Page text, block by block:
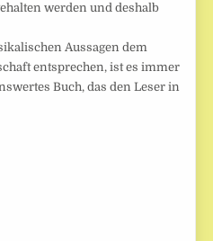
werden und deshalb
Aussagen dem
entsprechen, ist es immer
Buch, das den Leser in